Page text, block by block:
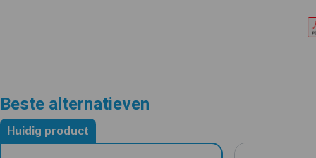
Beste alternatieven
Alternatieven voor Grundfos Alpha2 32-40/180
Huidig product
0 Ster